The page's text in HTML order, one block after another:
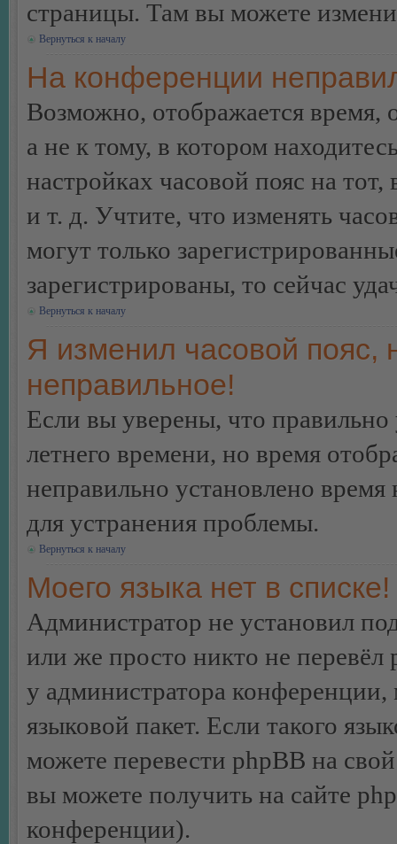
страницы. Там вы можете
Вернуться к началу
На конференции
Возможно, отображается время,
а не к тому, в котором
настройках часовой пояс на
и т. д. Учтите, что изменять
могут только
зарегистрированы, то сейчас
Вернуться к началу
Я изменил часовой пояс,
неправильное!
Если вы уверены, что правильно
летнего времени, но время
неправильно установлено
для устранения проблемы.
Вернуться к началу
Моего языка нет в списке!
Администратор не установил
или же просто никто не
у администратора
языковой пакет. Если такого
можете перевести phpBB на
вы можете получить на сайте
конференции).